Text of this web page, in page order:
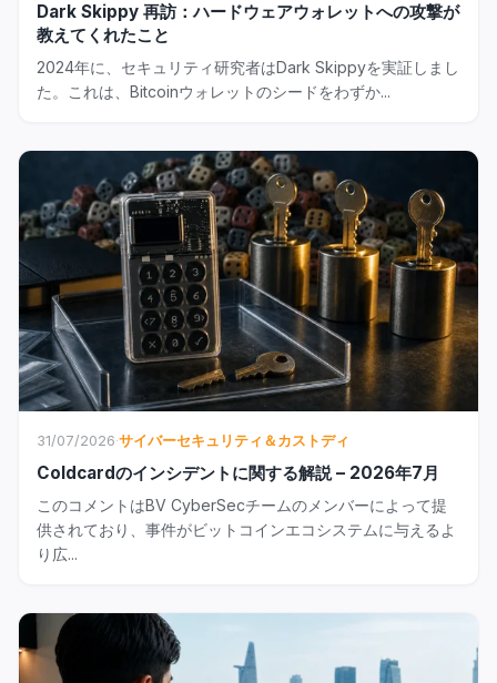
Dark Skippy 再訪：ハードウェアウォレットへの攻撃が
教えてくれたこと
2024年に、セキュリティ研究者はDark Skippyを実証しまし
た。これは、Bitcoinウォレットのシードをわずか...
31/07/2026·サイバーセキュリティ＆カストディ
Coldcardのインシデントに関する解説 – 2026年7月
このコメントはBV CyberSecチームのメンバーによって提
供されており、事件がビットコインエコシステムに与えるよ
り広...